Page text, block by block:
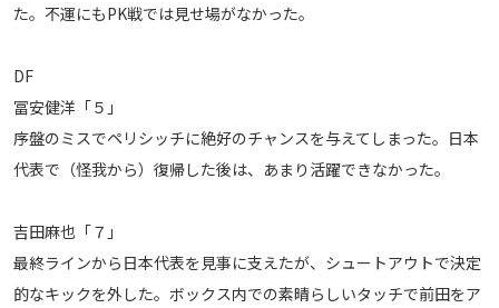
プライバシーポリシー
Share
© AbemaTV. Inc. All Rights Reserved.
た。不運にもPK戦では見せ場がなかった。
DF
冨安健洋「５」
序盤のミスでペリシッチに絶好のチャンスを与えてしまった。日本
代表で（怪我から）復帰した後は、あまり活躍できなかった。
吉田麻也「７」
最終ラインから日本代表を見事に支えたが、シュートアウトで決定
的なキックを外した。ボックス内での素晴らしいタッチで前田をア